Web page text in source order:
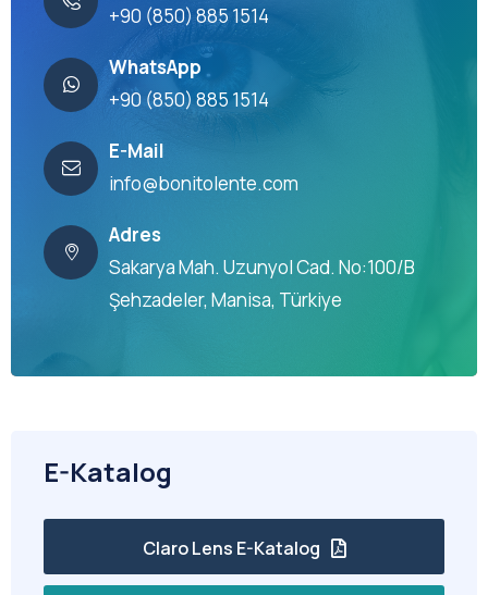
+90 (850) 885 1514
WhatsApp
+90 (850) 885 1514
E-Mail
info@bonitolente.com
Adres
Sakarya Mah. Uzunyol Cad. No:100/B
Şehzadeler, Manisa, Türkiye
E-Katalog
Claro Lens E-Katalog